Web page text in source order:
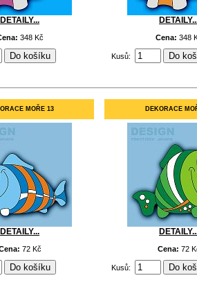
DETAILY...
348 Kč Cena: 348
Kusů:
MOŘE 13
DETAILY...
72 Kč
DEKORACE
Cena: 72
Kusů: